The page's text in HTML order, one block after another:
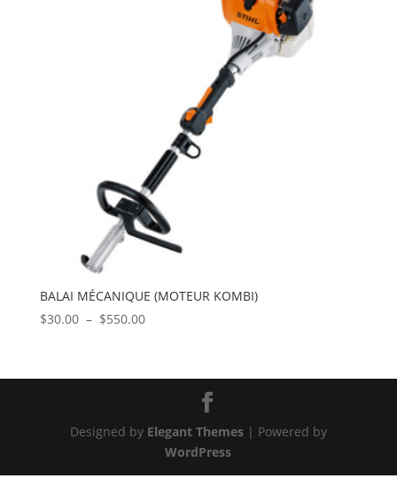
BALAI MÉCANIQUE (MOTEUR KOMBI)
$30.00 – $550.00Plage
$30.00
Designed by Elegant Themes| Powered by
WordPress